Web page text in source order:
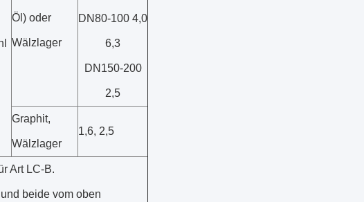
Öl) oder
Wälzlager
DN80-100 4,0
6,3
DN150-200
2,5
Graphit,
Wälzlager
1,6, 2,5
Art LC-B.
beide vom oben